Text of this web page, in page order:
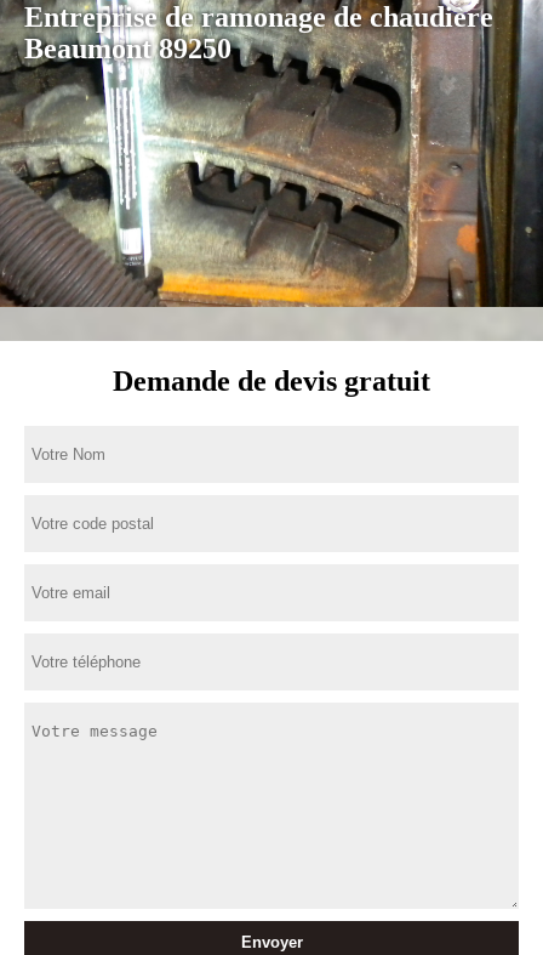
Entreprise de ramonage de chaudière
Beaumont 89250
Demande de devis gratuit